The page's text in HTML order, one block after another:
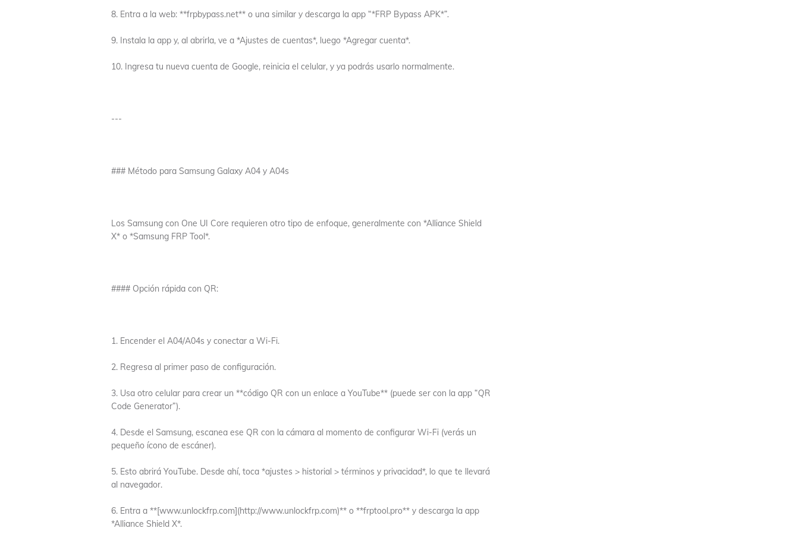
8. Entra a la web: **frpbypass.net** o una similar y descarga la app “*FRP Bypass APK*”.
9. Instala la app y, al abrirla, ve a *Ajustes de cuentas*, luego *Agregar cuenta*.
10. Ingresa tu nueva cuenta de Google, reinicia el celular, y ya podrás usarlo normalmente.
---
### Método para Samsung Galaxy A04 y A04s
Los Samsung con One UI Core requieren otro tipo de enfoque, generalmente con *Alliance Shield
X* o *Samsung FRP Tool*.
#### Opción rápida con QR:
1. Encender el A04/A04s y conectar a Wi-Fi.
2. Regresa al primer paso de configuración.
3. Usa otro celular para crear un **código QR con un enlace a YouTube** (puede ser con la app “QR
Code Generator”).
4. Desde el Samsung, escanea ese QR con la cámara al momento de configurar Wi-Fi (verás un
pequeño ícono de escáner).
5. Esto abrirá YouTube. Desde ahí, toca *ajustes > historial > términos y privacidad*, lo que te llevará
al navegador.
6. Entra a **[www.unlockfrp.com](http://www.unlockfrp.com)** o **frptool.pro** y descarga la app
*Alliance Shield X*.